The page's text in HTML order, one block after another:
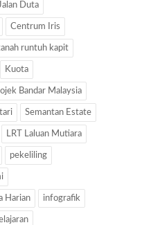
Duta
Centrum Iris
runtuh kapit
Kuota
Bandar Malaysia
Semantan Estate
LRT Laluan Mutiara
pekeliling
Harian infografik